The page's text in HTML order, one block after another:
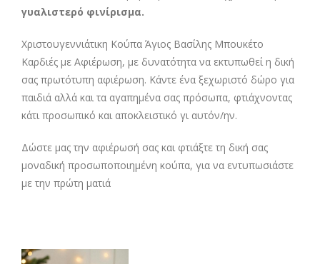
γυαλιστερό φινίρισμα.
Χριστουγεννιάτικη Κούπα Άγιος Βασίλης Μπουκέτο
Καρδιές με Αφιέρωση, με δυνατότητα να εκτυπωθεί η δική
σας πρωτότυπη αφιέρωση. Κάντε ένα ξεχωριστό δώρο για
παιδιά αλλά και τα αγαπημένα σας πρόσωπα, φτιάχνοντας
κάτι προσωπικό και αποκλειστικό γι αυτόν/ην.
Δώστε μας την αφιέρωσή σας και φτιάξτε τη δική σας
μοναδική προσωποποιημένη κούπα, για να εντυπωσιάστε
με την πρώτη ματιά